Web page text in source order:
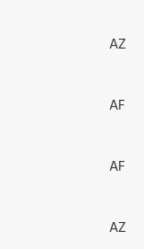
AZ
AF
AF
AZ